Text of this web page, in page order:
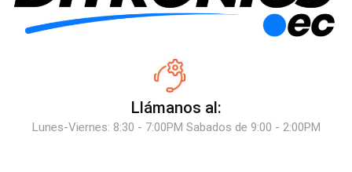
Llámanos al:
Lunes-Viernes: 8:30 - 7:00PM Sabados de 9:00 - 2:00PM